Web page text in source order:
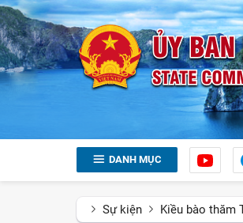
DANH MỤC
Sự kiện Kiều bào thăm